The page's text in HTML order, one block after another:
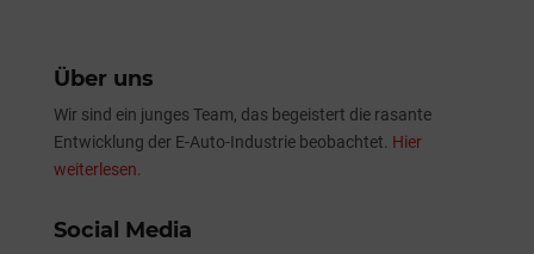
Über uns
Wir sind ein junges Team, das begeistert die rasante
Entwicklung der E-Auto-Industrie beobachtet. Hier
weiterlesen.
Social Media